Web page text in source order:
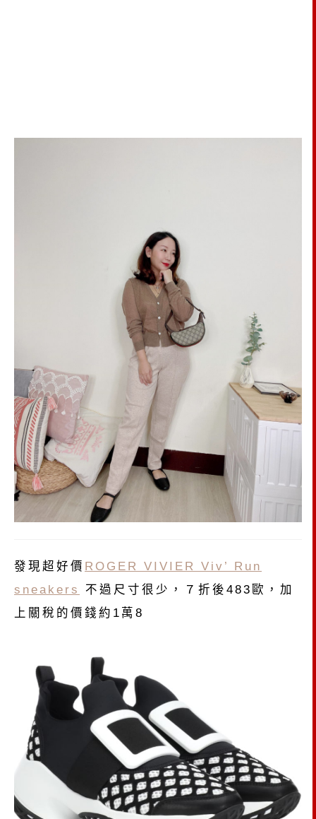
發現超好價 ROGER VIVIER Viv’ Run
sneakers
不過尺寸很少，７折後483歐，加
上關稅的價錢約1萬8